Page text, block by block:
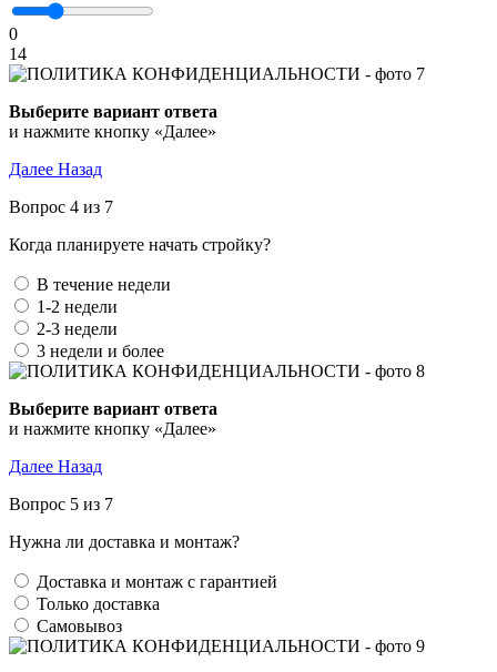
0
14
Выберите вариант ответа
и нажмите кнопку «Далее»
Далее Назад
Вопрос 4 из 7
Когда планируете начать стройку?
В течение недели
1-2 недели
2-3 недели
3 недели и более
Выберите вариант ответа
и нажмите кнопку «Далее»
Далее Назад
Вопрос 5 из 7
Нужна ли доставка и монтаж?
Доставка и монтаж с гарантией
Только доставка
Самовывоз